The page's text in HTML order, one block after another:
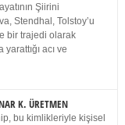
Şiirini
Stendhal, Tolstoy’u
bir trajedi olarak
acı ve
K. ÜRETMEN
bu kimlikleriyle kişisel